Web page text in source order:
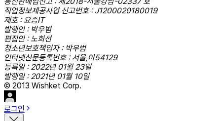
직업정보제공사업 신고번호 : J1200020180019
제호 : 요즘IT
발행인 : 박우범
편집인 : 노희선
청소년보호책임자 : 박우범
인터넷신문등록번호 : 서울,아54129
등록일 : 2022년 01월 23일
발행일 : 2021년 01월 10일
© 2013 Wishket Corp.
로그인